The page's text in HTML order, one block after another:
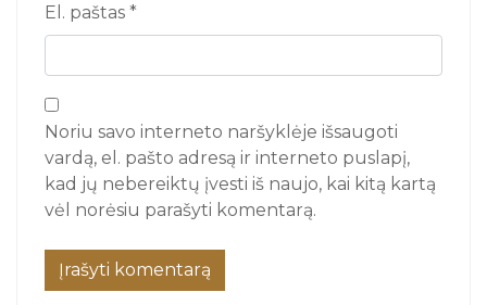
El. paštas *
Noriu savo interneto naršyklėje išsaugoti
vardą, el. pašto adresą ir interneto puslapį,
kad jų nebereiktų įvesti iš naujo, kai kitą kartą
vėl norėsiu parašyti komentarą.